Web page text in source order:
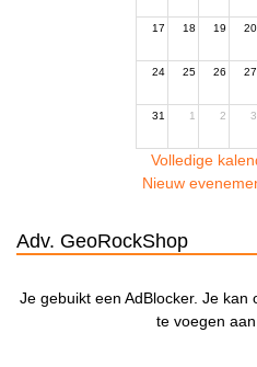
17 18 19 20
24 25 26 27
31 1 2 3
Volledige
Nieuw
Adv. GeoRockShop
Je gebuikt een AdBlocker. Je
te voegen